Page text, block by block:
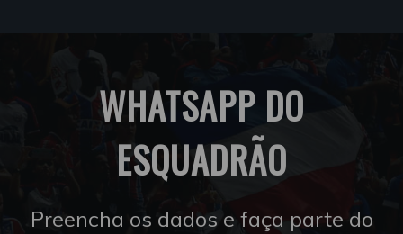
WHATSAPP DO
ESQUADRÃO
Preencha os dados e faça parte do